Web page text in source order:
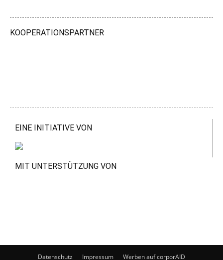
KOOPERATIONSPARTNER
EINE INITIATIVE VON
MIT UNTERSTÜTZUNG VON
Datenschutz Impressum Werben auf corporAID